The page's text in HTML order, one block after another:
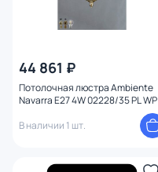
44 861 ₽
Потолочная люстра Ambiente
Navarra E27 4W 02228/35 PL WP
В наличии 1 шт.